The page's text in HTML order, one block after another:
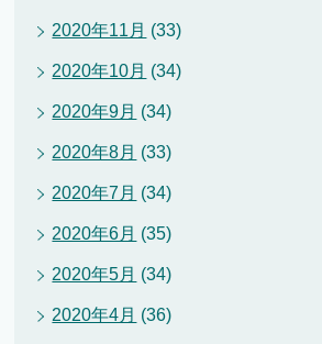
2020年11月 (33)
2020年10月 (34)
2020年9月 (34)
2020年8月 (33)
2020年7月 (34)
2020年6月 (35)
2020年5月 (34)
2020年4月 (36)